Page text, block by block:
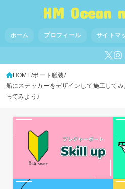
HM Ocean
ホーム プロフィール サイトマ
HOME ボート艤装
船にステッカーをデザインして施工して
ってみよう♪